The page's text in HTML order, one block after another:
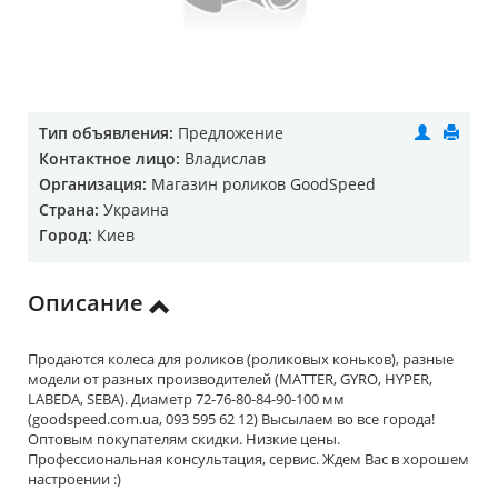
Тип объявления: Предложение
Контактное лицо: Владислав
Организация: Магазин роликов GoodSpeed
Страна: Украина
Город: Киев
Описание
Продаются колеса для роликов (роликовых коньков), разные
модели от разных производителей (MATTER, GYRO, HYPER,
LABEDA, SEBA). Диаметр 72-76-80-84-90-100 мм
(goodspeed.com.ua, 093 595 62 12) Высылаем во все города!
Оптовым покупателям скидки. Низкие цены.
Профессиональная консультация, сервис. Ждем Вас в хорошем
настроении :)